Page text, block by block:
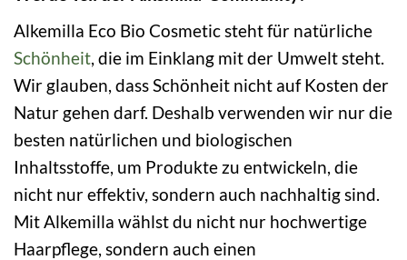
Alkemilla Eco Bio Cosmetic steht für natürliche
Schönheit, die im Einklang mit der Umwelt steht.
Wir glauben, dass Schönheit nicht auf Kosten der
Natur gehen darf. Deshalb verwenden wir nur die
besten natürlichen und biologischen
Inhaltsstoffe, um Produkte zu entwickeln, die
nicht nur effektiv, sondern auch nachhaltig sind.
Mit Alkemilla wählst du nicht nur hochwertige
Haarpflege, sondern auch einen